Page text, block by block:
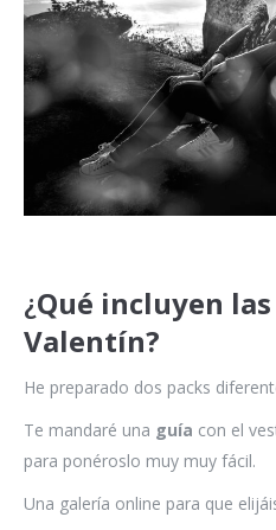
¿Qué incluyen las
Valentín?
He preparado dos packs
Te mandaré una guía con el
para ponéroslo muy muy fácil.
Una galería online para que